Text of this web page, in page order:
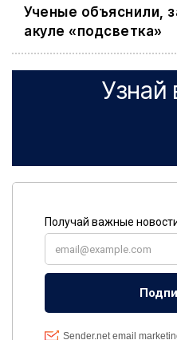
Ученые объяснили,
акуле «подсветка»
Узнай